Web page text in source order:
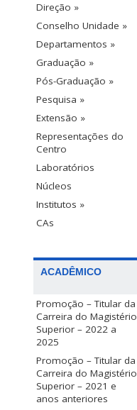
Direção »
Conselho Unidade »
Departamentos »
Graduação »
Pós-Graduação »
Pesquisa »
Extensão »
Representações do
Centro
Laboratórios
Núcleos
Institutos »
CAs
ACADÊMICO
Promoção – Titular da
Carreira do Magistério
Superior – 2022 a
2025
Promoção – Titular da
Carreira do Magistério
Superior – 2021 e
anos anteriores